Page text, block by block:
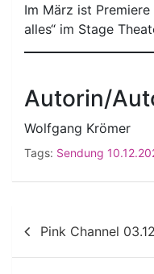
Im März ist
alles“ im Stage
Autorin/
Wolfgang Krömer
Tags: Sendung
Pink Channel